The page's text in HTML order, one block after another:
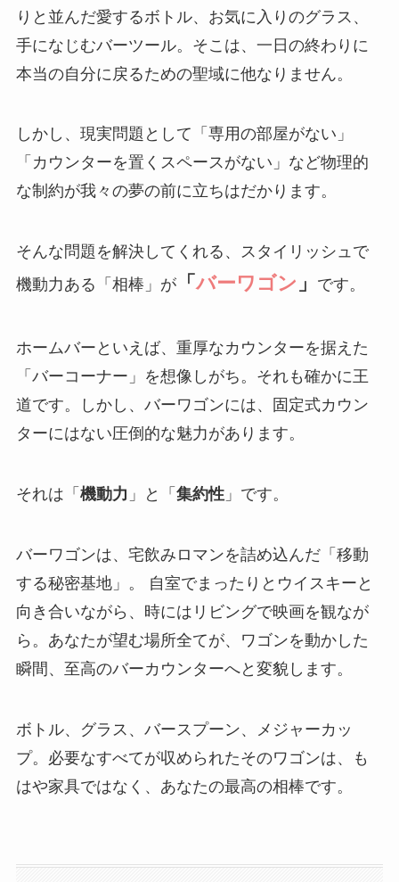
りと並んだ愛するボトル、お気に入りのグラス、
手になじむバーツール。そこは、一日の終わりに
本当の自分に戻るための聖域に他なりません。
しかし、現実問題として「専用の部屋がない」
「カウンターを置くスペースがない」など物理的
な制約が我々の夢の前に立ちはだかります。
そんな問題を解決してくれる、スタイリッシュで
機動力ある「相棒」が「バーワゴン 」 です。
ホームバーといえば、重厚なカウンターを据えた
「バーコーナー」を想像しがち。それも確かに王
道です。しかし、バーワゴンには、固定式カウン
ターにはない圧倒的な魅力があります。
それは「 機動力 」と「 集約性」です。
バーワゴンは、宅飲みロマンを詰め込んだ「移動
する秘密基地」。 自室でまったりとウイスキーと
向き合いながら、時にはリビングで映画を観なが
ら。あなたが望む場所全てが、ワゴンを動かした
瞬間、至高のバーカウンターへと変貌します。
ボトル、グラス、バースプーン、メジャーカッ
プ。必要なすべてが収められたそのワゴンは、も
はや家具ではなく、あなたの最高の相棒です。